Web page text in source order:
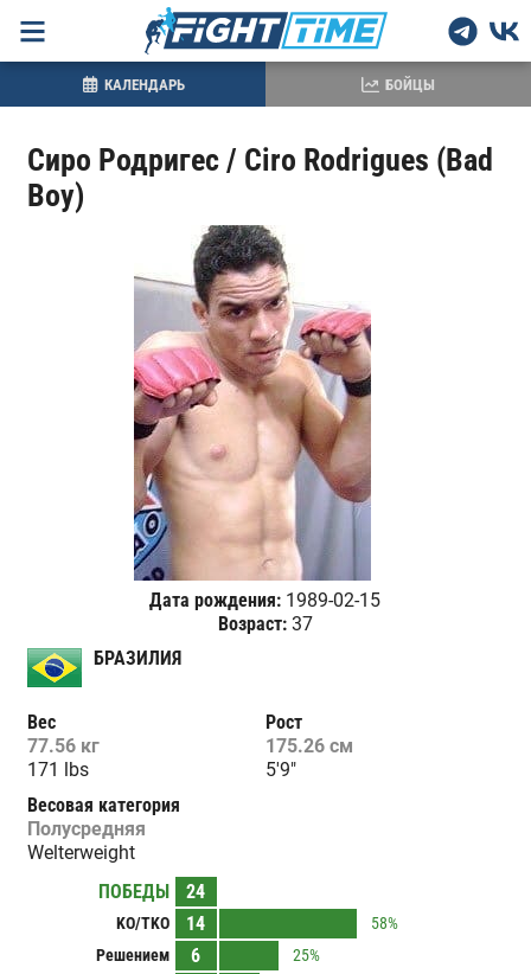
Сиро Родригес / Ciro Rodrigues (Bad
Boy)
Дата рождения: 1989-02-15
Возраст:37
БРАЗИЛИЯ
Вес
77.56 кг
171 lbs
Рост
175.26 см
5'9"
Весовая категория
Полусредняя
Welterweight
ПОБЕДЫ
24
KO/TKO 14
58%
Решением
6
25%
КАЛЕНДАРЬ БОЙЦЫ